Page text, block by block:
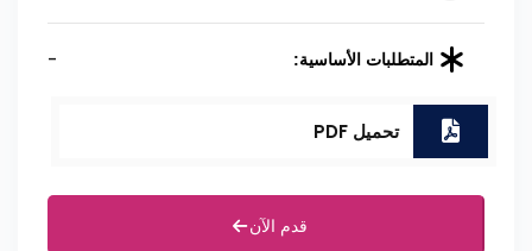
المتطلبات الأساسية: -
تحميل PDF
قدم الآن